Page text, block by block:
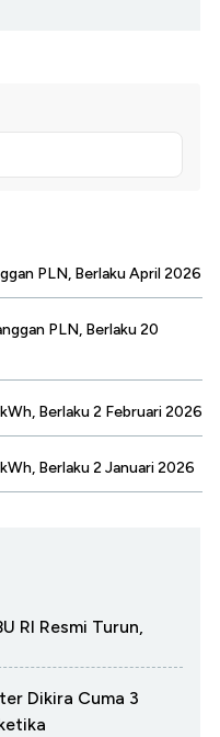
PLN, Berlaku April 2026
PLN, Berlaku 20
Berlaku 2 Februari 2026
Berlaku 2 Januari 2026
RI Resmi Turun,
Dikira Cuma 3